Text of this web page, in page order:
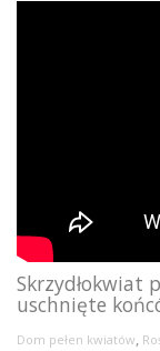
Skrzydłokwiat
uschnięte
Dom pełen kwiatów,